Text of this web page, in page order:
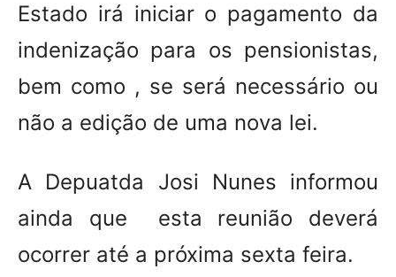
Estado irá iniciar o pagamento da
indenização para os pensionistas,
bem como , se será necessário ou
não a edição de uma nova lei.
A Depuatda Josi Nunes informou
ainda que esta reunião deverá
ocorrer até a próxima sexta feira.